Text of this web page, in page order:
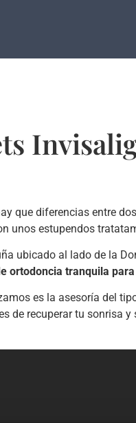
que diferencias entre
unos estupendos
ubicado al lado de la
ortodoncia tranquila
es la asesoría del
de recuperar tu sonrisa